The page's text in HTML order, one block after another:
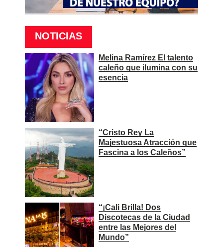
NOTICIAS
Melina Ramírez El talento
caleño que ilumina con su
esencia
“Cristo Rey La
Majestuosa Atracción que
Fascina a los Caleños”
“¡Cali Brilla! Dos
Discotecas de la Ciudad
entre las Mejores del
Mundo”